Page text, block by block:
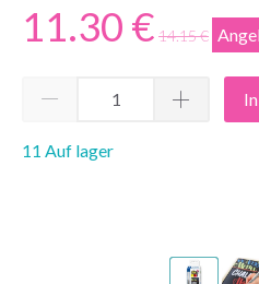
11.30 € 14.15 €
11 Auf lager